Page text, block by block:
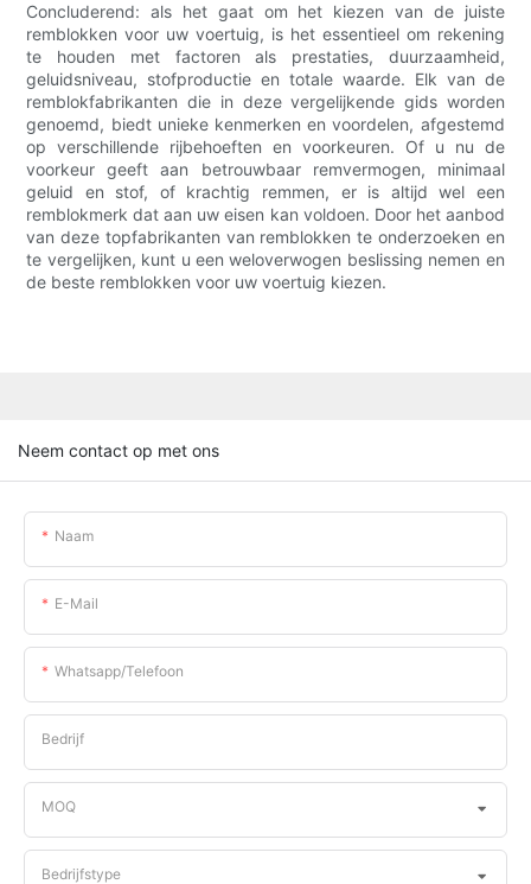
Concluderend: als het gaat om het kiezen van de juiste
remblokken voor uw voertuig, is het essentieel om rekening
te houden met factoren als prestaties, duurzaamheid,
geluidsniveau, stofproductie en totale waarde. Elk van de
remblokfabrikanten die in deze vergelijkende gids worden
genoemd, biedt unieke kenmerken en voordelen, afgestemd
op verschillende rijbehoeften en voorkeuren. Of u nu de
voorkeur geeft aan betrouwbaar remvermogen, minimaal
geluid en stof, of krachtig remmen, er is altijd wel een
remblokmerk dat aan uw eisen kan voldoen. Door het aanbod
van deze topfabrikanten van remblokken te onderzoeken en
te vergelijken, kunt u een weloverwogen beslissing nemen en
de beste remblokken voor uw voertuig kiezen.
Neem contact op met ons
Naam
E-Mail
Whatsapp/telefoon
Bedrijf
MOQ
Bedrijfstype